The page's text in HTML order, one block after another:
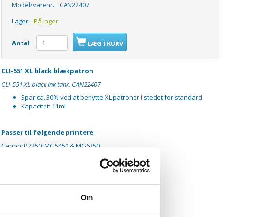
Om
Model/varenr.: CAN22407
Lager: På lager
Antal LÆG I KURV
CLI-551 XL black blækpatron
CLI-551 XL black ink tank, CAN22407
Spar ca. 30% ved at benytte XL patroner i stedet for standard
Kapacitet: 11ml
Passer til følgende printere:
Canon iP7250, MG5450 & MG6350